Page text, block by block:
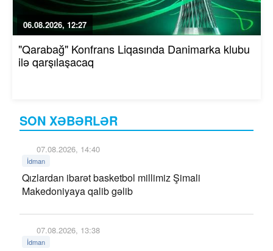
SON XƏBƏRLƏR
07.08.2026, 14:40
İdman
Qızlardan ibarət basketbol millimiz Şimali
Makedoniyaya qalib gəlib
07.08.2026, 13:38
İdman
06.08.2026, 12:27
"Qarabağ" Konfrans Liqasında Danimarka klubu
ilə qarşılaşacaq